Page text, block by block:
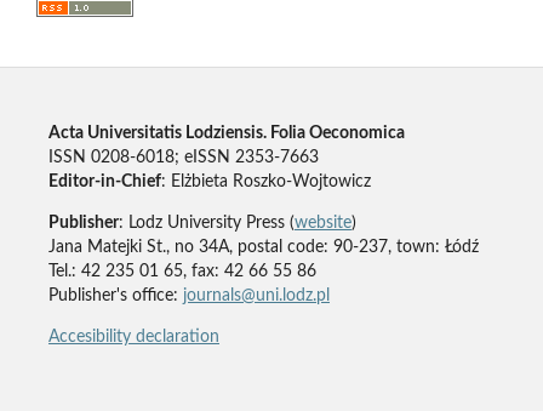
Acta Universitatis Lodziensis. Folia Oeconomica
ISSN 0208-6018; eISSN 2353-7663
Editor-in-Chief: Elżbieta Roszko-Wojtowicz
Publisher: Lodz University Press (website)
Jana Matejki St., no 34A, postal code: 90-237, town: Łódź
Tel.: 42 235 01 65, fax: 42 66 55 86
Publisher's office: journals@uni.lodz.pl
Accesibility declaration